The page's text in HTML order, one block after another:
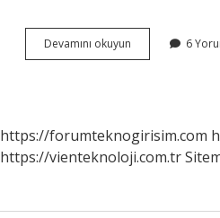
Devamını okuyun
Sinirlenince
6
https://forumteknogirisim.com
https://vienteknoloji.com.tr